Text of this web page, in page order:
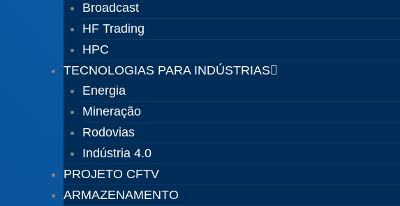
Broadcast
HF Trading
HPC
TECNOLOGIAS PARA INDÚSTRIAS
Energia
Mineração
Rodovias
Indústria 4.0
PROJETO CFTV
ARMAZENAMENTO